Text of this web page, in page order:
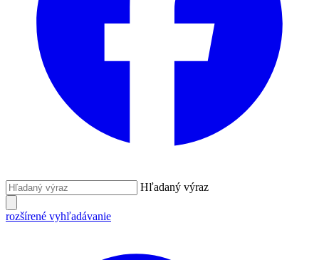
Hľadaný výraz
rozšírené vyhľadávanie